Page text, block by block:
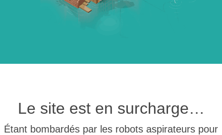
Le site est en surcharge…
Étant bombardés par les robots aspirateurs pour